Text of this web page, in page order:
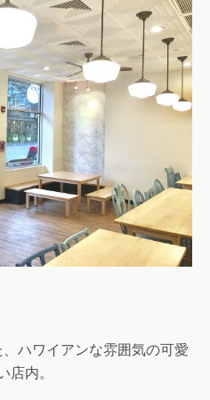
ハワイアンな雰囲気の可愛
店内。